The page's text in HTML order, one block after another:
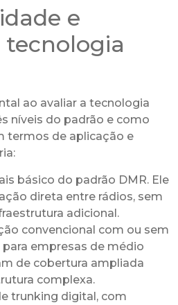
e
tecnologia
ao avaliar a tecnologia
níveis do padrão e como
termos de aplicação e
básico do padrão DMR. Ele
direta entre rádios, sem
adicional.
convencional com ou sem
empresas de médio
de cobertura ampliada
complexa.
trunking digital, com